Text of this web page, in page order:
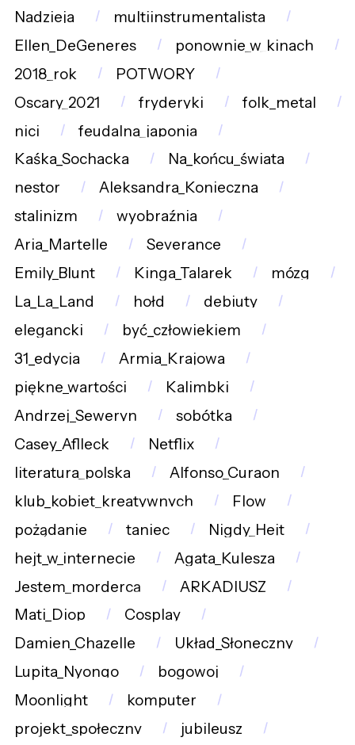
Nadzieja
multiinstrumentalista
Ellen_DeGeneres
ponownie_w_kinach
2018_rok
POTWORY
Oscary_2021
fryderyki
folk_metal
nici
feudalna_japonia
Kaśka_Sochacka
Na_końcu_świata
nestor
Aleksandra_Konieczna
stalinizm
wyobraźnia
Aria_Martelle
Severance
Emily_Blunt
Kinga_Talarek
mózg
La_La_Land
hołd
debiuty
elegancki
być_człowiekiem
31_edycja
Armia_Krajowa
piękne_wartości
Kalimbki
Andrzej_Seweryn
sobótka
Casey_Aflleck
Netflix
literatura_polska
Alfonso_Curaon
klub_kobiet_kreatywnych
Flow
pożądanie
taniec
Nigdy_Hejt
hejt_w_internecie
Agata_Kulesza
Jestem_mordercą
ARKADIUSZ
Mati_Diop
Cosplay
Damien_Chazelle
Układ_Słoneczny
Lupita_Nyongo
bogowoj
Moonlight
komputer
projekt_społeczny
jubileusz